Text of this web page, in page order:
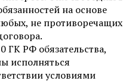
на основе
не противоречащих
ГК РФ обязательства,
исполняться
условиями